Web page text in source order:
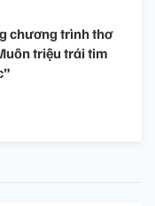
chương trình thơ
triệu trái tim